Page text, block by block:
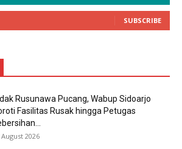
SUBSCRIBE
Rusunawa Pucang, Wabup Sidoarjo
Fasilitas Rusak hingga Petugas
August 2026